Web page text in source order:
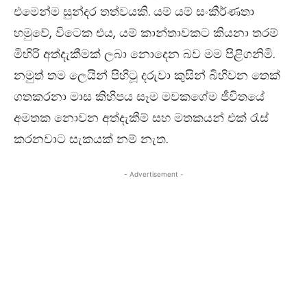
එමෙන්ම සුන්දර තත්වයකි. යම් යම් සංකීර්ණතා
හමුවේ, විටෙක එය, යම් කාන්තාවකට කියනා තරම්
මිහිරි අත්දැකීමක් ලබා නොදෙන බව මම පිළිගනිමි.
නමුත් තම ලෙයින් පිහිටූ දරුවා කුසින් බිහිවන තෙක්
ගතකරනා මාස කිහිපය සෑම මවකගේම ජීවිතයේ
අමතක නොවන අත්දැකීම් සහ මතකයන් එක්‍ රැස්
කරනවාට සැකයක් නම් නැත​.
- Advertisement -